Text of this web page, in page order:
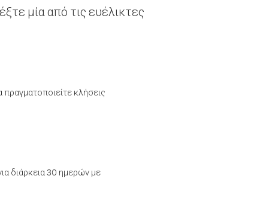
μία από τις ευέλικτες
κλήσεις
διάρκεια 30 ημερών με